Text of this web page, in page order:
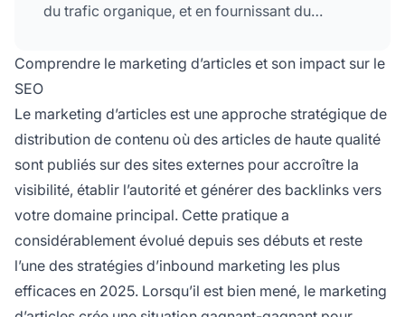
du trafic organique, et en fournissant du
que les moteurs de recherche récompensent
par un meilleur classement.
Comprendre le marketing d’articles et son impact sur le
SEO
Le marketing d’articles est une approche stratégique de
distribution de contenu où des articles de haute qualité
sont publiés sur des sites externes pour accroître la
visibilité, établir l’autorité et générer des backlinks vers
votre domaine principal. Cette pratique a
considérablement évolué depuis ses débuts et reste
l’une des stratégies d’inbound marketing les plus
efficaces en 2025. Lorsqu’il est bien mené, le marketing